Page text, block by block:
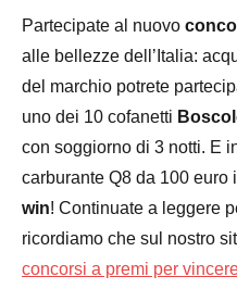
Partecipate al nuovo
alle bellezze dell’Italia:
del marchio potrete
uno dei 10 cofanetti
con soggiorno di 3 notti. E
carburante Q8 da 100 euro
win! Continuate a leggere
ricordiamo che sul nostro
concorsi a premi per